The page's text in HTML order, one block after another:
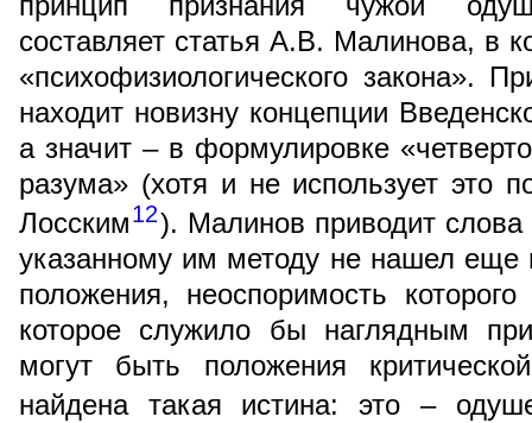
составляет статья А.В. Малинова, в
«психофизиологического закона».
находит новизну концепции
а значит – в формулировке
разума» (хотя и не использует это
Лосским12). Малинов приводит
указанному им методу не нашел еще
положения, неоспоримость
которое служило бы наглядным
могут быть положения
найдена такая истина: это –